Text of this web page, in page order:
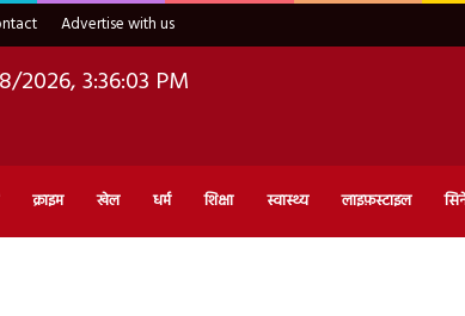
Advertise with us
2026, 3:36:04 PM
क्राइम खेल धर्म शिक्षा स्वास्थ्य लाइफ़स्टाइल